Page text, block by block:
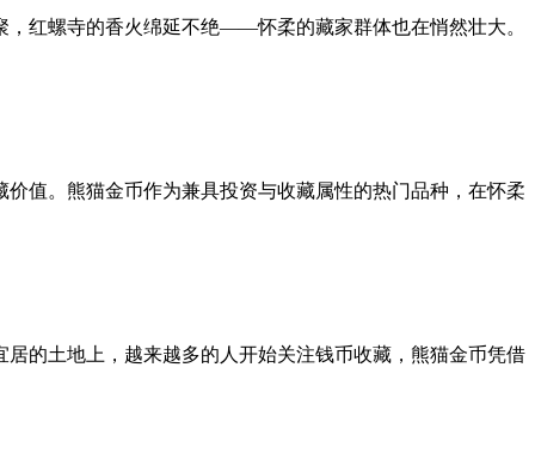
红螺寺的香火绵延不绝——怀柔的藏家群体也在悄然壮大。
值。熊猫金币作为兼具投资与收藏属性的热门品种，在怀柔
的土地上，越来越多的人开始关注钱币收藏，熊猫金币凭借